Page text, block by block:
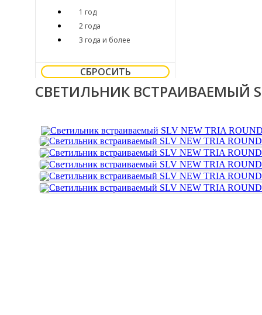
1 год
2 года
3 года и более
СБРОСИТЬ
СВЕТИЛЬНИК ВСТРАИВАЕМЫЙ